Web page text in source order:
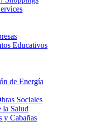
Educativos
de Energía
Sociales
la Salud
y Cabañas